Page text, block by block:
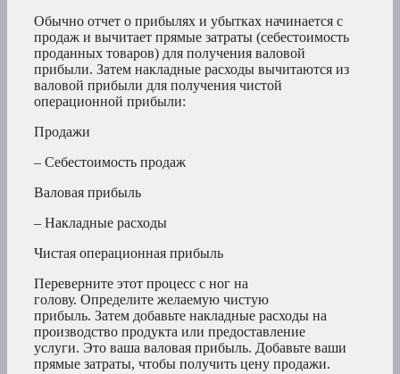
Обычно отчет о прибылях и убытках начинается с
продаж и вычитает прямые затраты (себестоимость
проданных товаров) для получения валовой
прибыли. Затем накладные расходы вычитаются из
валовой прибыли для получения чистой
операционной прибыли:
Продажи
– Себестоимость продаж
Валовая прибыль
– Накладные расходы
Чистая операционная прибыль
Переверните этот процесс с ног на
голову. Определите желаемую чистую
прибыль. Затем добавьте накладные расходы на
производство продукта или предоставление
услуги. Это ваша валовая прибыль. Добавьте ваши
прямые затраты, чтобы получить цену продажи.